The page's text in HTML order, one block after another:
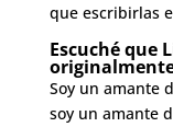
que escribirlas
Escuché que
Soy un amante
soy un amante